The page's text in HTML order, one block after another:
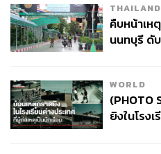
THAILAND
คืบหน้าเห
นนทบุรี ดั
WORLD
(PHOTO
ยิงในโรง